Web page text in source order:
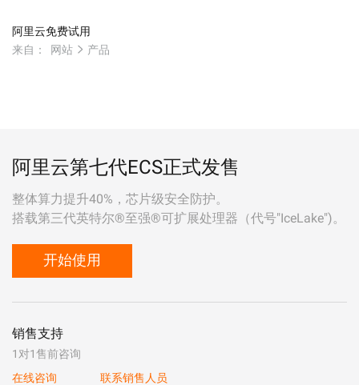
阿里云免费试用
来自：
网站 产品
阿里云第七代ECS正式发售
整体算力提升40%，芯片级安全防护。
搭载第三代英特尔®至强®可扩展处理器（代号"IceLake")。
开始使用
销售支持
1对1售前咨询
在线咨询
联系销售人员